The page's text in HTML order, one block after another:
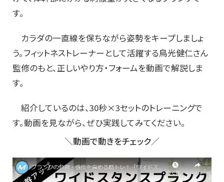
す。
カラダの一直線を保ちながら姿勢をキープしましょ
う。フィットネストレーナーとして活躍する鳥光健仁さん
監修のもと、正しいやり方・フォームを動画で解説しま
す。
紹介しているのは、30秒×3セットのトレーニングで
す。動画を見ながら、ぜひ実践してみてください。
＼動画で動きをチェック／